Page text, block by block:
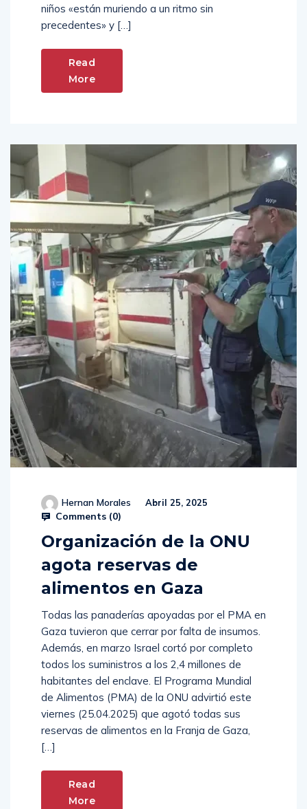
niños «están muriendo a un ritmo sin
precedentes» y […]
Read
More
Hernan Morales Abril 25, 2025
Comments (0)
Organización de la ONU
agota reservas de
alimentos en Gaza
Todas las panaderías apoyadas por el PMA en
Gaza tuvieron que cerrar por falta de insumos.
Además, en marzo Israel cortó por completo
todos los suministros a los 2,4 millones de
habitantes del enclave. El Programa Mundial
de Alimentos (PMA) de la ONU advirtió este
viernes (25.04.2025) que agotó todas sus
reservas de alimentos en la Franja de Gaza,
[…]
Read
More